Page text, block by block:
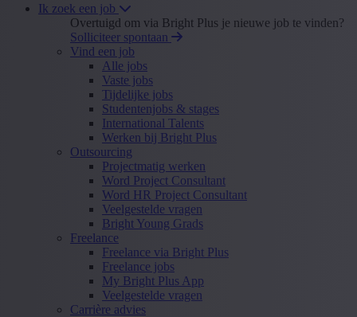
Ik zoek een job
Overtuigd om via Bright Plus je nieuwe job te vinden?
Solliciteer spontaan
Vind een job
Alle jobs
Vaste jobs
Tijdelijke jobs
Studentenjobs & stages
International Talents
Werken bij Bright Plus
Outsourcing
Projectmatig werken
Word Project Consultant
Word HR Project Consultant
Veelgestelde vragen
Bright Young Grads
Freelance
Freelance via Bright Plus
Freelance jobs
My Bright Plus App
Veelgestelde vragen
Carrière advies